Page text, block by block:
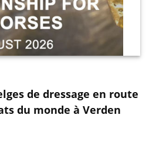
de dressage en route
du monde à Verden